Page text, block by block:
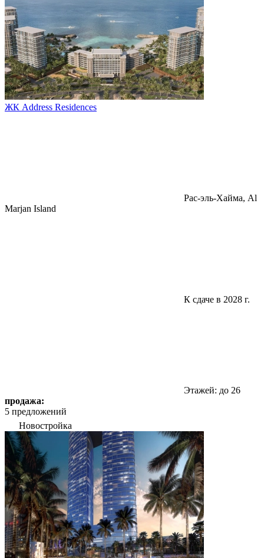
ЖК Address Residences
Pac-эль-Хайма, Al
Marjan Island
К сдаче в 2028 г.
Этажей: до 26
продажа:
5 предложений
Новостройка